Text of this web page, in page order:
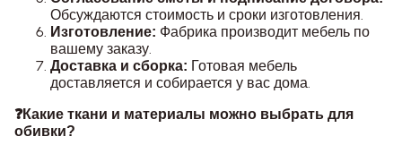
Обсуждаются стоимость и сроки изготовления.
Изготовление: Фабрика производит мебель по
вашему заказу.
Доставка и сборка: Готовая мебель
доставляется и собирается у вас дома.
❓Какие ткани и материалы можно выбрать для
обивки?